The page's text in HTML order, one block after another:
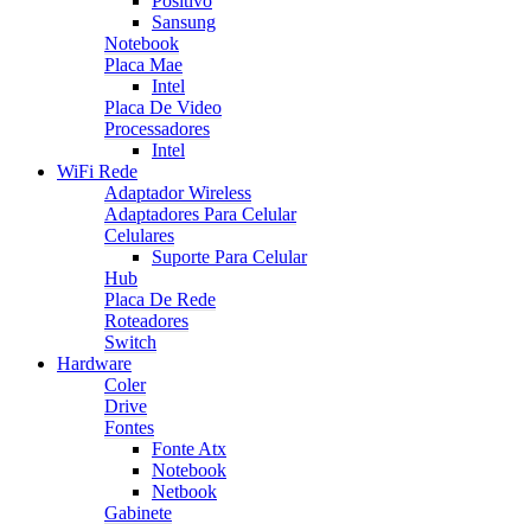
Sansung
Notebook
Placa Mae
Intel
Placa De Video
Processadores
Intel
WiFi Rede
Adaptador Wireless
Adaptadores Para Celular
Celulares
Suporte Para Celular
Hub
Placa De Rede
Roteadores
Switch
Hardware
Coler
Drive
Fontes
Fonte Atx
Notebook
Netbook
Gabinete